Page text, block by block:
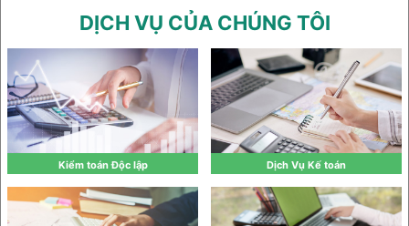
DỊCH VỤ CỦA CHÚNG TÔI
Kiểm toán Độc lập
Xem chi tiết
Dịch Vụ Kế toán
Xem chi tiết